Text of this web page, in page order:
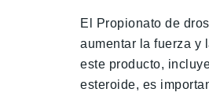
El Propionato de
aumentar la fuerza y
este producto,
esteroide, es